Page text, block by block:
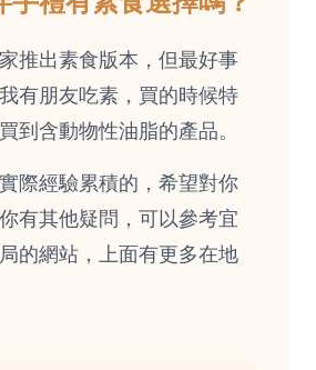
推出素食版本，但最好事
有朋友吃素，買的時候特
到含動物性油脂的產品。
際經驗累積的，希望對你
有其他疑問，可以參考宜
的網站，上面有更多在地